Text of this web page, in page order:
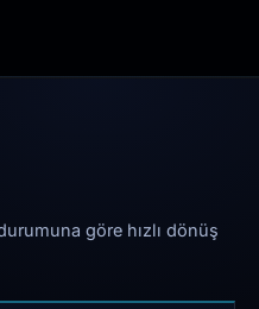
göre hızlı dönüş